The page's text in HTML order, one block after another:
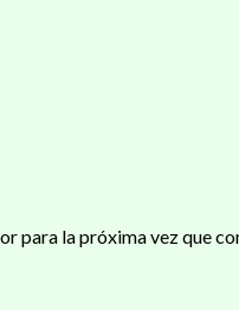
para la próxima vez que